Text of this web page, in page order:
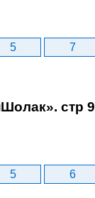
5 7
стр
5 6